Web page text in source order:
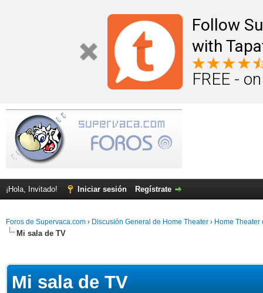
Follow
with
FREE -
¡Hola, Invitado! Iniciar sesión Regístrate
Foros de Supervaca.com › Discusión General de Home Theater › Home Theater
Mi sala de TV
Mi sala de TV